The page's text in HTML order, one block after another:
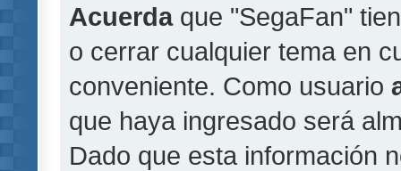
Acuerdaque "SegaFan"
o cerrar cualquier tema en
conveniente. Como usuario
que haya ingresado será
Dado que esta información